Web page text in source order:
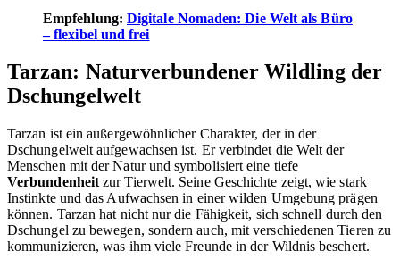
Empfehlung: Digitale Nomaden: Die Welt als Büro
– flexibel und frei
Tarzan: Naturverbundener Wildling der
Dschungelwelt
Tarzan ist ein außergewöhnlicher Charakter, der in der
Dschungelwelt aufgewachsen ist. Er verbindet die Welt der
Menschen mit der Natur und symbolisiert eine tiefe
Verbundenheit zur Tierwelt. Seine Geschichte zeigt, wie stark
Instinkte und das Aufwachsen in einer wilden Umgebung prägen
können. Tarzan hat nicht nur die Fähigkeit, sich schnell durch den
Dschungel zu bewegen, sondern auch, mit verschiedenen Tieren zu
kommunizieren, was ihm viele Freunde in der Wildnis beschert.